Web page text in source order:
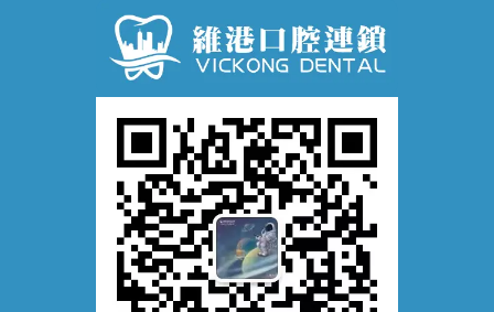
牙齦萎縮